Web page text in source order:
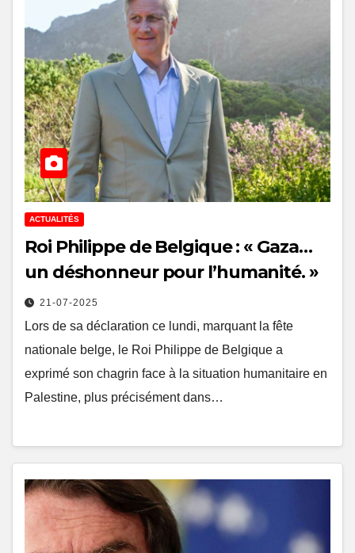
ACTUALITÉS
Roi Philippe de Belgique : « Gaza…
un déshonneur pour l’humanité. »
21-07-2025
Lors de sa déclaration ce lundi, marquant la fête
nationale belge, le Roi Philippe de Belgique a
exprimé son chagrin face à la situation humanitaire en
Palestine, plus précisément dans…